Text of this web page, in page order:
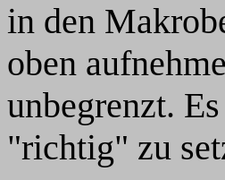
in den
oben
unbegrenzt.
"richtig" zu